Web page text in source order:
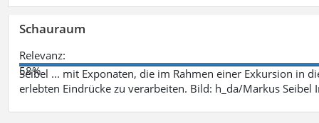
Schauraum
Relevanz:
58%
Seibel ... mit Exponaten, die im Rahmen einer Exkursion in
erlebten Eindrücke zu verarbeiten. Bild: h_da/Markus Seibel